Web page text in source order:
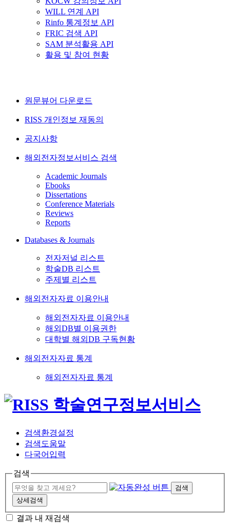
WILL 연계 API
Rinfo 통계정보 API
FRIC 검색 API
SAM 분석활용 API
활용 및 참여 현황
원문뷰어 다운로드
RISS 개인정보 재동의
공지사항
해외전자정보서비스 검색
Academic Journals
Ebooks
Dissertations
Conference Materials
Reviews
Reports
Databases & Journals
전자저널 리스트
학술DB 리스트
주제별 리스트
해외전자자료 이용안내
해외전자자료 이용안내
해외DB별 이용권한
대학별 해외DB 구독현황
해외전자자료 통계
해외전자자료 통계
검색환경설정
검색도움말
다국어입력
검색
검색
상세검색
결과 내 재검색